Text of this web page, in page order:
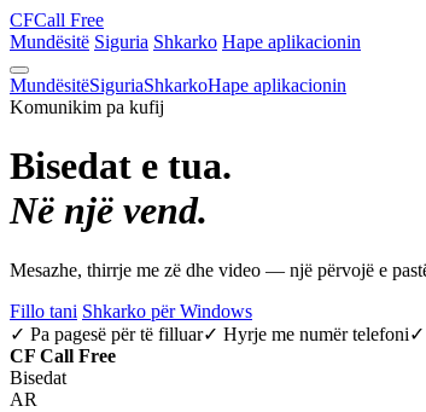
CFCall Free
Mundësitë Siguria Shkarko Hape aplikacionin
MundësitëSiguriaShkarkoHape aplikacionin
Komunikim pa kufij
Bisedat e tua.
Në një vend.
Mesazhe, thirrje me zë dhe video — një përvojë e
Fillo tani Shkarko për Windows
✓ Pa pagesë për të filluar✓ Hyrje me numër telefoni✓
CF Call Free
Bisedat
AR